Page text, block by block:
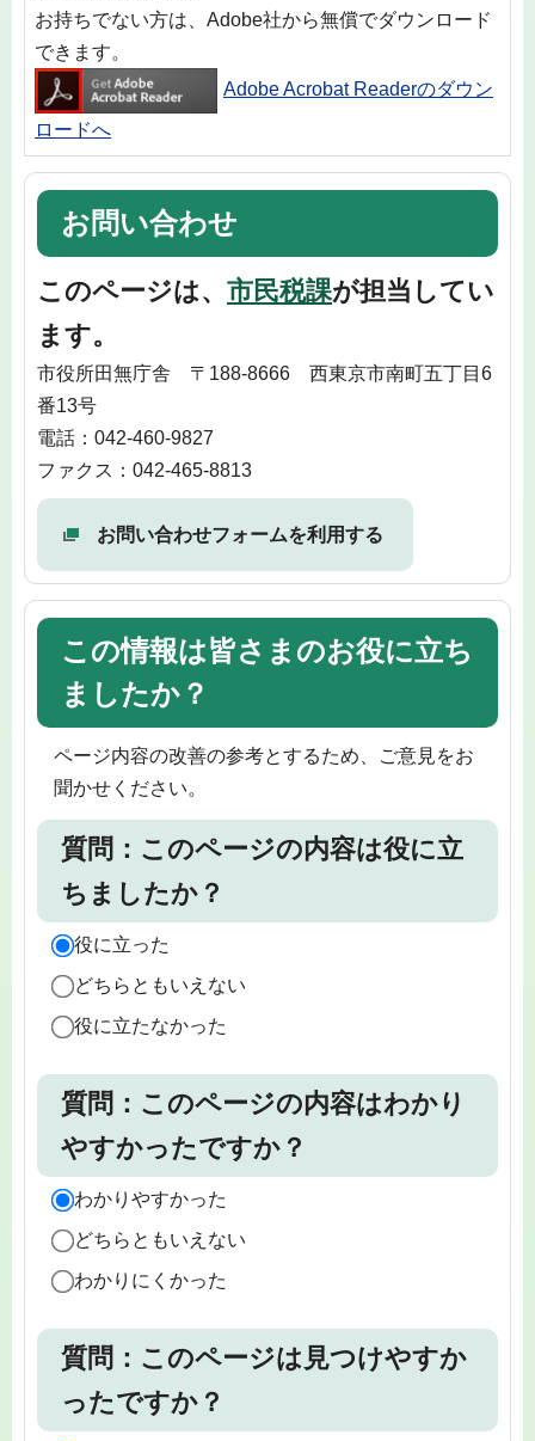
お持ちでない方は、Adobe社から無償でダウンロード
できます。
Adobe Acrobat Readerのダウン
ロードへ
お問い合わせ
このページは、 市民税課が担当してい
ます。
市役所田無庁舎 〒188-8666 西東京市南町五丁目6
番13号
電話：042-460-9827
ファクス：042-465-8813
お問い合わせフォームを利用する
この情報は皆さまのお役に立ち
ましたか？
ページ内容の改善の参考とするため、ご意見をお
聞かせください。
質問：このページの内容は役に立
ちましたか？
役に立った
どちらともいえない
役に立たなかった
質問：このページの内容はわかり
やすかったですか？
わかりやすかった
どちらともいえない
わかりにくかった
質問：このページは見つけやすか
ったですか？